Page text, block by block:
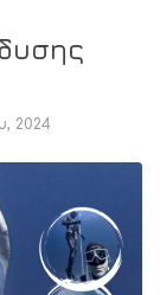
2024